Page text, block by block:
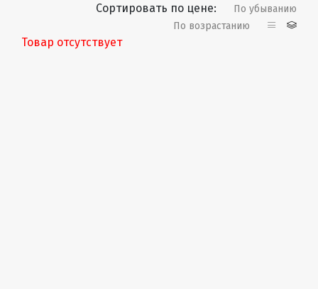
Сортировать по цене:
По убыванию
По возрастанию
Товар отсутствует